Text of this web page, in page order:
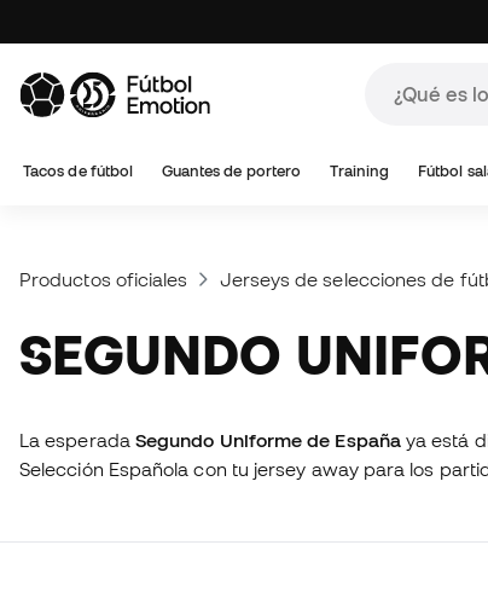
Tacos de fútbol Guantes de portero Training Fútbol
Productos oficiales Jerseys de selecciones de
SEGUNDO
La esperada Segundo Uniforme de Españaya está
Selección Española con tu jersey away para los